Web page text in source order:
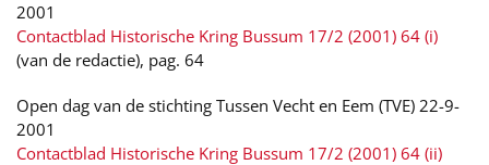
2001
Contactblad Historische Kring Bussum 17/2 (2001) 64 (i)
(van de redactie), pag. 64
Open dag van de stichting Tussen Vecht en Eem (TVE) 22-9-
2001
Contactblad Historische Kring Bussum 17/2 (2001) 64 (ii)